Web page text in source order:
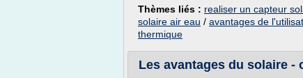
Thèmes liés : realiser un capteur
solaire air eau / avantages de
thermique
Les avantages du solaire -